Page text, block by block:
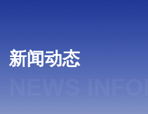
新闻动态